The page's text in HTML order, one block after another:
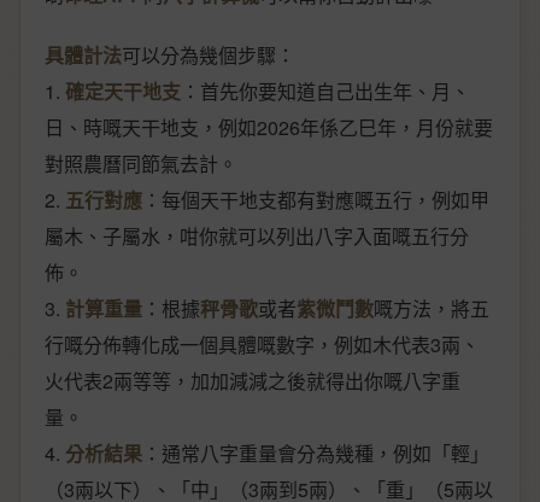
具體計法可以分為幾個步驟：
1. 確定天干地支 ：首先你要知道自己出生年、月、
日、時嘅天干地支，例如2026年係乙巳年，月份就要
對照農曆同節氣去計。
2. 五行對應 ：每個天干地支都有對應嘅五行，例如甲
屬木、子屬水，咁你就可以列出八字入面嘅五行分
佈。
3. 計算重量 ：根據秤骨歌或者紫微鬥數嘅方法，將五
行嘅分佈轉化成一個具體嘅數字，例如木代表3兩、
火代表2兩等等，加加減減之後就得出你嘅八字重
量。
4. 分析結果 ：通常八字重量會分為幾種，例如「輕」
（3兩以下）、「中」（3兩到5兩）、「重」（5兩以